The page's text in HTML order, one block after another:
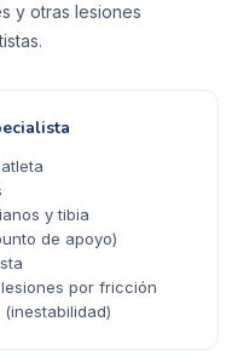
y otras lesiones
y tibia
de apoyo)
por fricción